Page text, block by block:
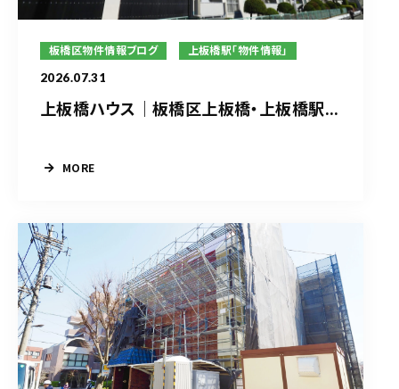
板橋区物件情報ブログ 上板橋駅「物件情報」
2026.07.31
上板橋ハウス｜板橋区上板橋・上板橋駅...
MORE